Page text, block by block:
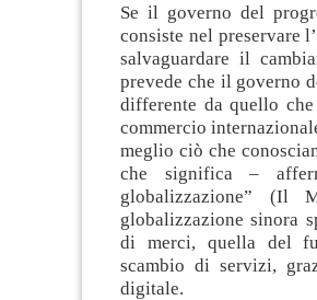
Se il governo del
consiste nel preservare
salvaguardare il
prevede che il governo
differente da quello
commercio
meglio ciò che
che significa –
globalizzazione”
globalizzazione sinora
di merci, quella del
scambio di servizi,
digitale.